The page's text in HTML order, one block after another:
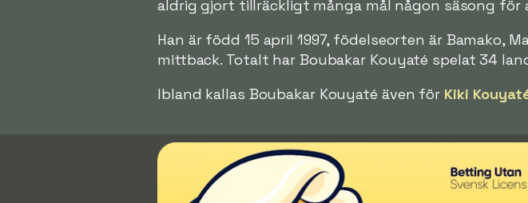
aldrig gjort tillräckligt många mål någon säsong
Han är född 15 april 1997, födelseorten är Bamako,
mittback. Totalt har Boubakar Kouyaté spelat 34
Ibland kallas Boubakar Kouyaté även för Kiki